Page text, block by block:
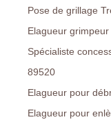
Pose de grillage
Elagueur
Spécialiste
89520
Elagueur pour
Elagueur pour